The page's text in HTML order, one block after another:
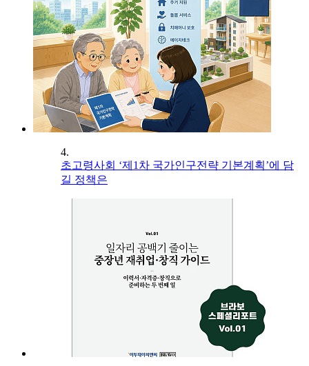
4.
초고령사회 ‘제1차 국가인구전략 기본계획’에 담
길 정책은